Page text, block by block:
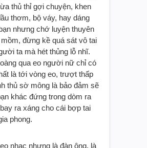
thủ thỉ gợi chuyện, khen
thơm, bộ váy, hay dáng
nhưng chớ luyện thuyên
mồm, đừng kề quá sát vô tai
ta mà hét thủng lỗ nhĩ.
qua eo người nữ chỉ có
là tới vòng eo, trượt thấp
thủ sờ mông là bảo đảm sẽ
khác đứng trong dòm ra
ra xáng cho cái bợp tai
phong.
nhạc nhưng là đàn ông, là